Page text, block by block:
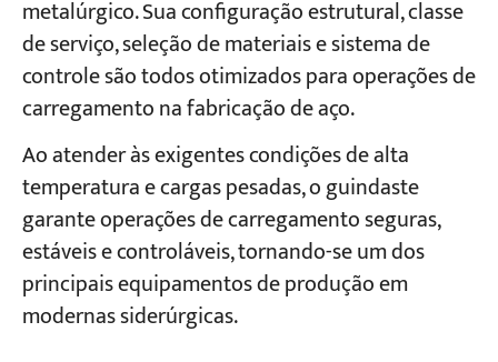
metalúrgico. Sua configuração estrutural, classe
de serviço, seleção de materiais e sistema de
controle são todos otimizados para operações de
carregamento na fabricação de aço.
Ao atender às exigentes condições de alta
temperatura e cargas pesadas, o guindaste
garante operações de carregamento seguras,
estáveis e controláveis, tornando-se um dos
principais equipamentos de produção em
modernas siderúrgicas.